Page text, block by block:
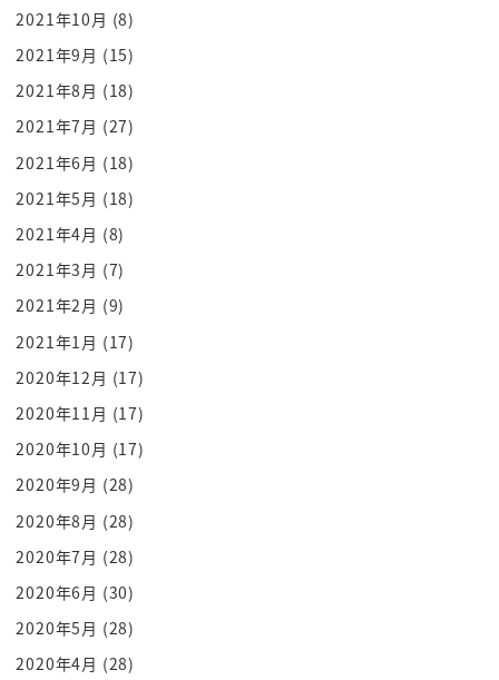
僕もあるんですよ
お前だねもんなんだよねだよね
a rain ヌー女の ja じゃないよプレイ doodle
90で今食ってんだから youtube バーディーじゃん
みたいな
で人なのに原因じゃいって眉ってかちゃん
お前の大江っていうかでわかんだよお前が俺のこと
芸人じゃないって言うから俺苦しん
だなんて言う中盤だったらお前の芸人が芸人だって
いうんだよ
俺は誰なら他社からの定義なんですよそれ
それに対して何が起きたかここが面白いですねバー
ンて飛び込んだの中からですねうん
あーナマズがだあああああああ
連れて行く
ただ空に行ったんじゃないこれが面白いただ空に行
ったんじゃないよね
ここだけどその次へ
叫んだ後もう一度見下ろしたらそこに何がいいか
フラミンゴとしな馬がいるんですよここねー
2021年10月 (8)
2021年9月 (15)
2021年8月 (18)
2021年7月 (27)
2021年6月 (18)
2021年5月 (18)
2021年4月 (8)
2021年3月 (7)
2021年2月 (9)
2021年1月 (17)
2020年12月 (17)
2020年11月 (17)
2020年10月 (17)
2020年9月 (28)
2020年8月 (28)
2020年7月 (28)
2020年6月 (30)
2020年5月 (28)
2020年4月 (28)